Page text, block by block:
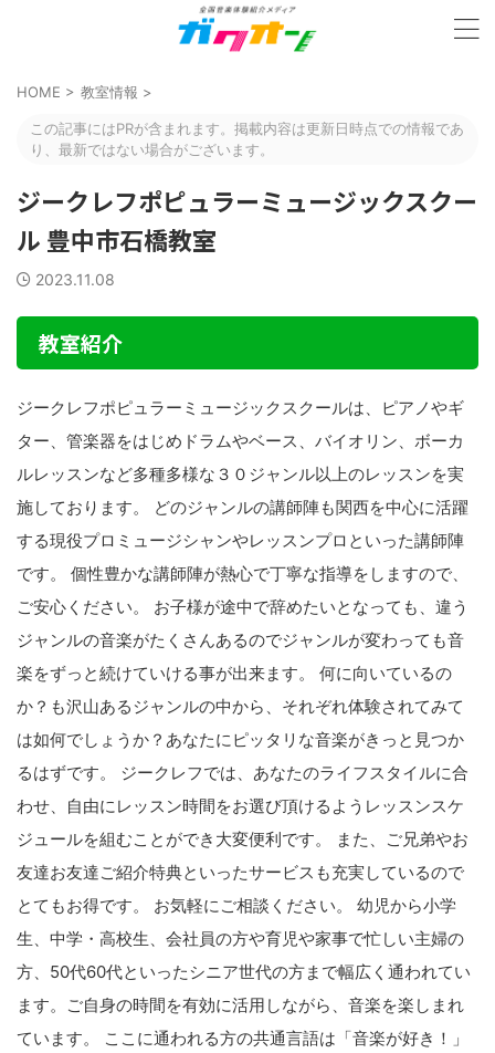
HOME > 教室情報 >
この記事にはPRが含まれます。掲載内容は更新日時点での情報であ
り、最新ではない場合がございます。
ジークレフポピュラーミュージックスクー
ル 豊中市石橋教室
2023.11.08
教室紹介
ジークレフポピュラーミュージックスクールは、ピアノやギ
ター、管楽器をはじめドラムやベース、バイオリン、ボーカ
ルレッスンなど多種多様な３０ジャンル以上のレッスンを実
施しております。 どのジャンルの講師陣も関西を中心に活躍
する現役プロミュージシャンやレッスンプロといった講師陣
です。 個性豊かな講師陣が熱心で丁寧な指導をしますので、
ご安心ください。 お子様が途中で辞めたいとなっても、違う
ジャンルの音楽がたくさんあるのでジャンルが変わっても音
楽をずっと続けていける事が出来ます。 何に向いているの
か？も沢山あるジャンルの中から、それぞれ体験されてみて
は如何でしょうか？あなたにピッタリな音楽がきっと見つか
るはずです。 ジークレフでは、あなたのライフスタイルに合
わせ、自由にレッスン時間をお選び頂けるようレッスンスケ
ジュールを組むことができ大変便利です。 また、ご兄弟やお
友達お友達ご紹介特典といったサービスも充実しているので
とてもお得です。 お気軽にご相談ください。 幼児から小学
生、中学・高校生、会社員の方や育児や家事で忙しい主婦の
方、50代60代といったシニア世代の方まで幅広く通われてい
ます。ご自身の時間を有効に活用しながら、音楽を楽しまれ
ています。 ここに通われる方の共通言語は「音楽が好き！」